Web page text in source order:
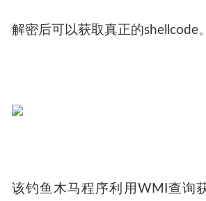
解密后可以获取真正的shellcode。
该钓鱼木马程序利用WMI查询